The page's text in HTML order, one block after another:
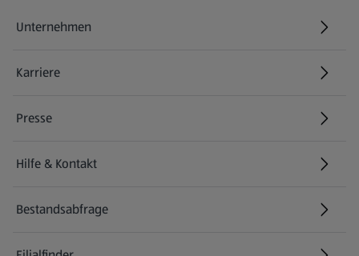
Unternehmen
Karriere
(öffnet in einem neuen Tab)
Presse
Hilfe & Kontakt
(öffnet in einem neuen Tab)
Bestandsabfrage
(öffnet in einem neuen Tab)